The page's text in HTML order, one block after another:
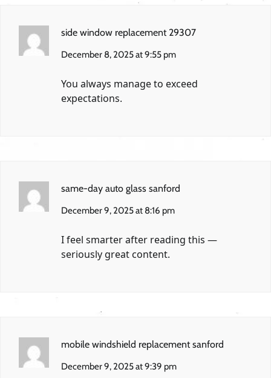
side window replacement 29307
December 8, 2025 at 9:55 pm
You always manage to exceed
expectations.
same-day auto glass sanford
December 9, 2025 at 8:16 pm
I feel smarter after reading this —
seriously great content.
mobile windshield replacement sanford
December 9, 2025 at 9:39 pm